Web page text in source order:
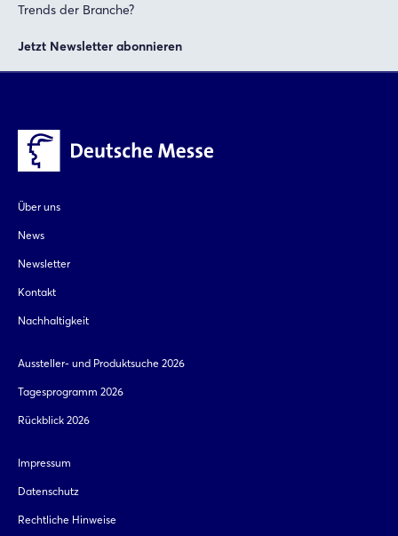
Trends der Branche?
Jetzt Newsletter abonnieren
Über uns
News
Newsletter
Kontakt
Nachhaltigkeit
Aussteller- und Produktsuche 2026
Tagesprogramm 2026
Rückblick 2026
Impressum
Datenschutz
Rechtliche Hinweise